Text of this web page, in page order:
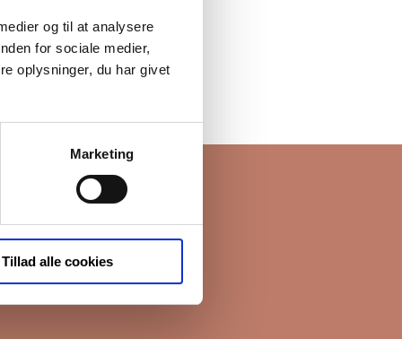
og til at analysere
for sociale medier,
oplysninger, du har givet
Marketing
Tillad alle cookies